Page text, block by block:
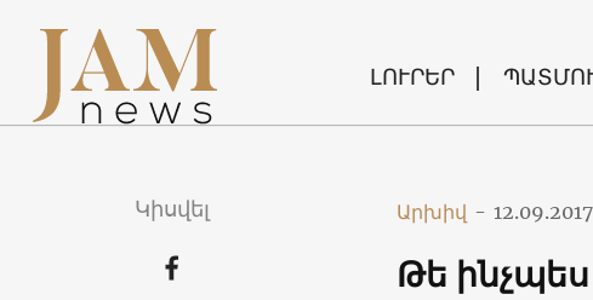
ԼՈՒՐԵՐ
Կիսվել Արխիվ - 12.09.2017
Թե